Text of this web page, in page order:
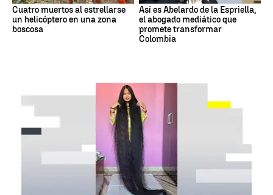
Cuatro muertos al estrellarse
un helicóptero en una zona
boscosa
Así es Abelardo de la Espriella,
el abogado mediático que
promete transformar
Colombia